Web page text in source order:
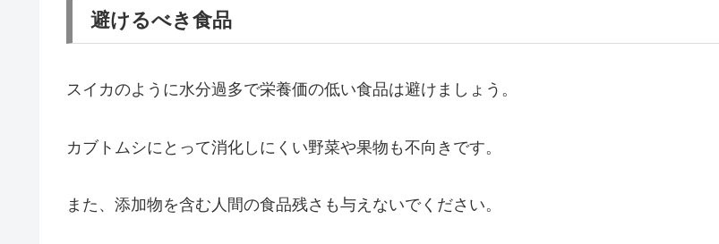
避けるべき食品
スイカのように水分過多で栄養価の低い食品は避けましょう。
カブトムシにとって消化しにくい野菜や果物も不向きです。
また、添加物を含む人間の食品残さも与えないでください。